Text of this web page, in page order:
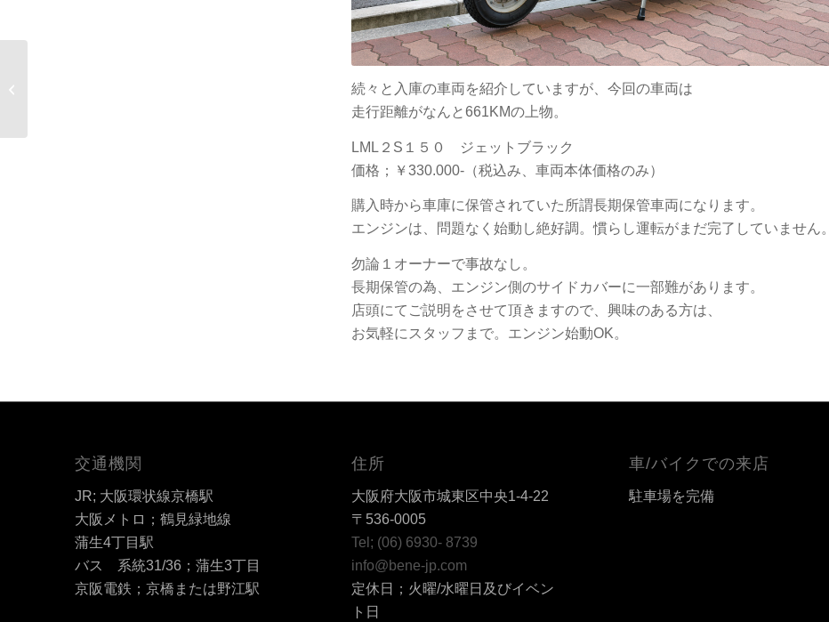
続々と入庫の車両を紹介していますが、今回の車両は
走行距離がなんと661KMの上物。
LML２S１５０ ジェットブラック
価格；￥330.000-（税込み、車両本体価格のみ）
購入時から車庫に保管されていた所謂長期保管車両になります。
エンジンは、問題なく始動し絶好調。慣らし運転がまだ完了していません。
勿論１オーナーで事故なし。
長期保管の為、エンジン側のサイドカバーに一部難があります。
店頭にてご説明をさせて頂きますので、興味のある方は、
お気軽にスタッフまで。エンジン始動OK。
交通機関
JR; 大阪環状線京橋駅
大阪メトロ；鶴見緑地線
蒲生4丁目駅
バス 系統31/36；蒲生3丁目
京阪電鉄；京橋または野江駅
住所
大阪府大阪市城東区中央1-4-22
〒536-0005
Tel; (06) 6930- 8739
info@bene-jp.com
定休日；火曜/水曜日及びイベン
ト日
車/バイクでの来店
駐車場を完備